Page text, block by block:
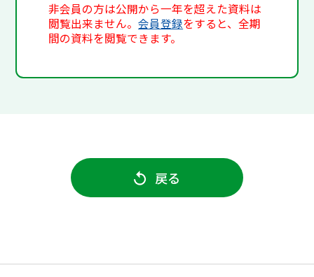
非会員の方は公開から一年を超えた資料は
閲覧出来ません。会員登録をすると、全期
間の資料を閲覧できます。
戻る